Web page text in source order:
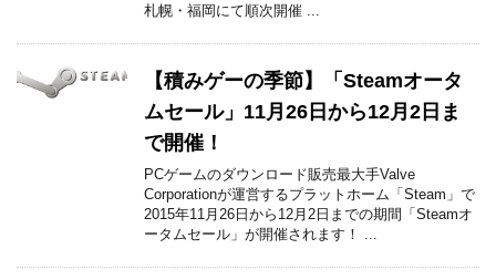
札幌・福岡にて順次開催 ...
【積みゲーの季節】「Steamオータ
ムセール」11月26日から12月2日ま
で開催！
PCゲームのダウンロード販売最大手Valve
Corporationが運営するプラットホーム「Steam」で
2015年11月26日から12月2日までの期間「Steamオ
ータムセール」が開催されます！ ...